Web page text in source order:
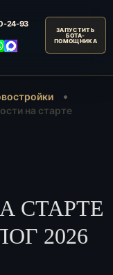
24-93
на старте
СТАРТЕ
2026